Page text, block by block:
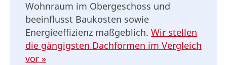
Wohnraum im Obergeschoss und
beeinflusst Baukosten sowie
Energieeffizienz maßgeblich. Wir stellen
die gängigsten Dachformen im Vergleich
vor »